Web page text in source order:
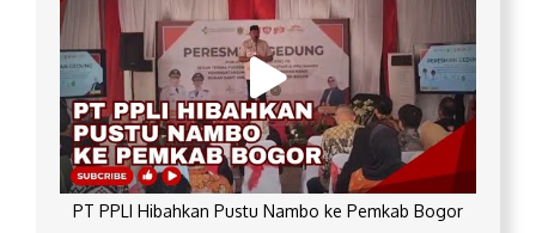
PT PPLI Hibahkan Pustu Nambo ke Pemkab Bogor